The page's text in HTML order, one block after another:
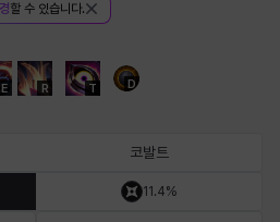
르노어
어
E R T D
할 수 있습니다.
코발트
11.4%